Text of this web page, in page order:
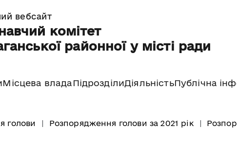
вебсайт
комітет
районної у місті ради
Місцева влада ПідрозділиДіяльністьПублічна
голови Розпорядження голови за 2021 рік